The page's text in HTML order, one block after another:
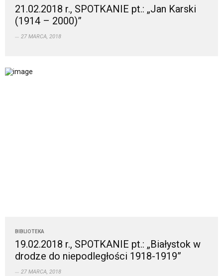
21.02.2018 r., SPOTKANIE pt.: „Jan Karski
(1914 – 2000)”
27 MARCA, 2018
BIBLIOTEKA
19.02.2018 r., SPOTKANIE pt.: „Białystok w
drodze do niepodległości 1918-1919”
27 MARCA, 2018